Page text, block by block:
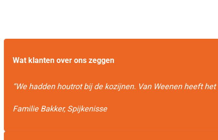
Wat klanten over ons zeggen
“We hadden houtrot bij de kozijnen. Van Weenen heeft
Familie Bakker, Spijkenisse